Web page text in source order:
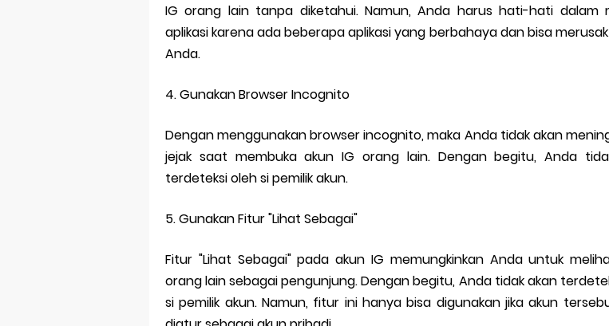
IG orang lain tanpa diketahui. Namun, Anda harus hati-hati dalam
aplikasi karena ada beberapa aplikasi yang berbahaya dan bisa
Anda.
4. Gunakan Browser Incognito
Dengan menggunakan browser incognito, maka Anda tidak akan
jejak saat membuka akun IG orang lain. Dengan begitu, Anda
terdeteksi oleh si pemilik akun.
5. Gunakan Fitur "Lihat Sebagai"
Fitur "Lihat Sebagai" pada akun IG memungkinkan Anda untuk
orang lain sebagai pengunjung. Dengan begitu, Anda tidak akan
si pemilik akun. Namun, fitur ini hanya bisa digunakan jika akun